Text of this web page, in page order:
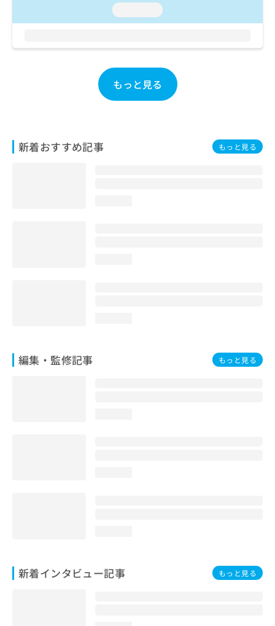
もっと見る
新着おすすめ記事 もっと見る
編集・監修記事 もっと見る
新着インタビュー記事 もっと見る
問
合